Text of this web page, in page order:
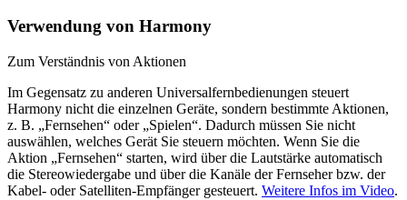
Verwendung von Harmony
Zum Verständnis von Aktionen
Im Gegensatz zu anderen Universalfernbedienungen steuert
Harmony nicht die einzelnen Geräte, sondern bestimmte Aktionen,
z. B. „Fernsehen“ oder „Spielen“. Dadurch müssen Sie nicht
auswählen, welches Gerät Sie steuern möchten. Wenn Sie die
Aktion „Fernsehen“ starten, wird über die Lautstärke automatisch
die Stereowiedergabe und über die Kanäle der Fernseher bzw. der
Kabel- oder Satelliten-Empfänger gesteuert. Weitere Infos im Video.